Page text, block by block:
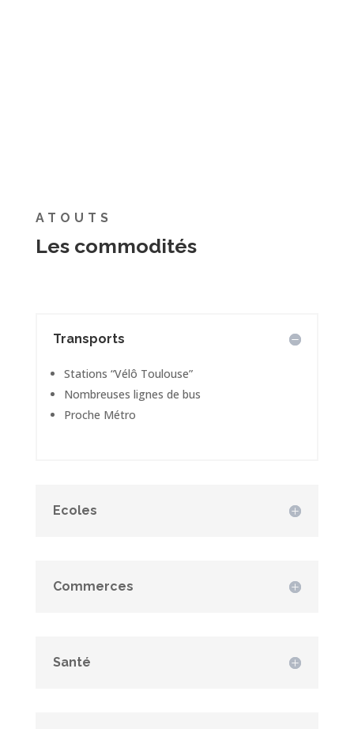
ATOUTS
Les commodités
Transports
Stations “Vélô Toulouse”
Nombreuses lignes de bus
Proche Métro
Ecoles
Commerces
Santé